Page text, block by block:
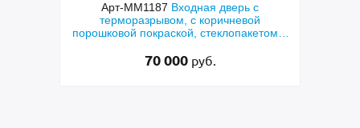
Арт-ММ1187Входная дверь с
терморазрывом, с коричневой
порошковой покраской, стеклопакетом и
руб.
порошковым